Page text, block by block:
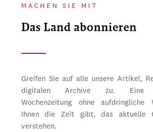
MACHEN SIE MIT
Das Land abonnieren
Greifen Sie auf alle unsere Artikel,
digitalen Archive zu. Eine
Wochenzeitung ohne aufdringliche
Ihnen die Zeit gibt, das aktuelle
verstehen.